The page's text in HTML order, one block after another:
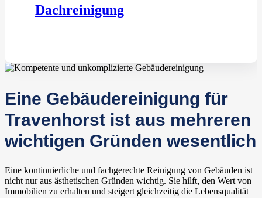
Dachreinigung
Eine Gebäudereinigung für
Travenhorst ist aus mehreren
wichtigen Gründen wesentlich
Eine kontinuierliche und fachgerechte Reinigung von Gebäuden ist
nicht nur aus ästhetischen Gründen wichtig. Sie hilft, den Wert von
Immobilien zu erhalten und steigert gleichzeitig die Lebensqualität